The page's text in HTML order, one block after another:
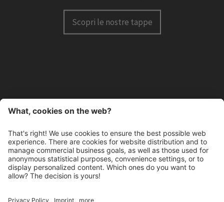
Scopri le nostre tappe
HANDBALL MERAN ALPERIA
Via Lido 4
I-39012 Merano
INFO@HANDBALLMERAN.IT